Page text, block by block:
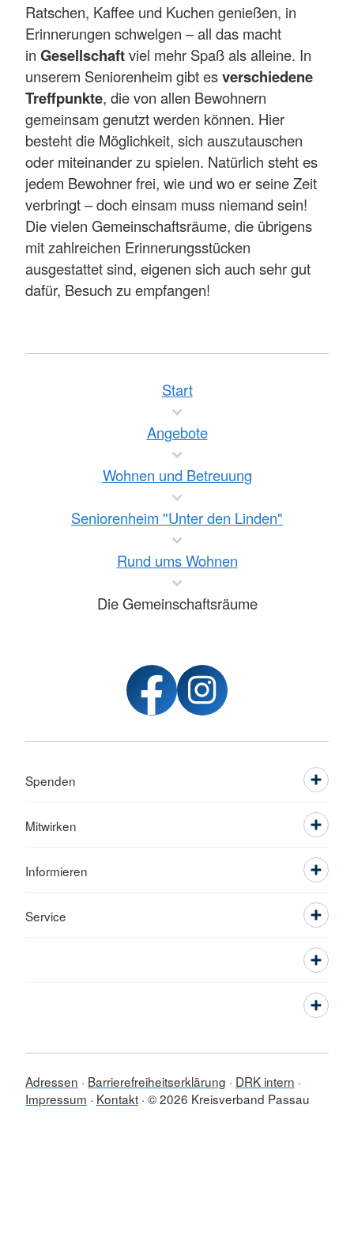
Ratschen, Kaffee und Kuchen genießen, in
Erinnerungen schwelgen – all das macht
in Gesellschaftviel mehr Spaß als alleine. In
unserem Seniorenheim gibt esverschiedene
Treffpunkte, die von allen Bewohnern
gemeinsam genutzt werden können. Hier
besteht die Möglichkeit, sich auszutauschen
oder miteinander zu spielen. Natürlich steht es
jedem Bewohner frei, wie und wo er seine Zeit
verbringt – doch einsam muss niemand sein!
Die vielen Gemeinschaftsräume, die übrigens
mit zahlreichen Erinnerungsstücken
ausgestattet sind, eigenen sich auch sehr gut
dafür, Besuch zu empfangen!
Start
Angebote
Wohnen und Betreuung
Seniorenheim "Unter den Linden"
Rund ums Wohnen
Die Gemeinschaftsräume
Spenden
Mitwirken
Informieren
Service
Adressen Barrierefreiheitserklärung
DRK intern
Impressum
Kontakt © 2026 Kreisverband Passau